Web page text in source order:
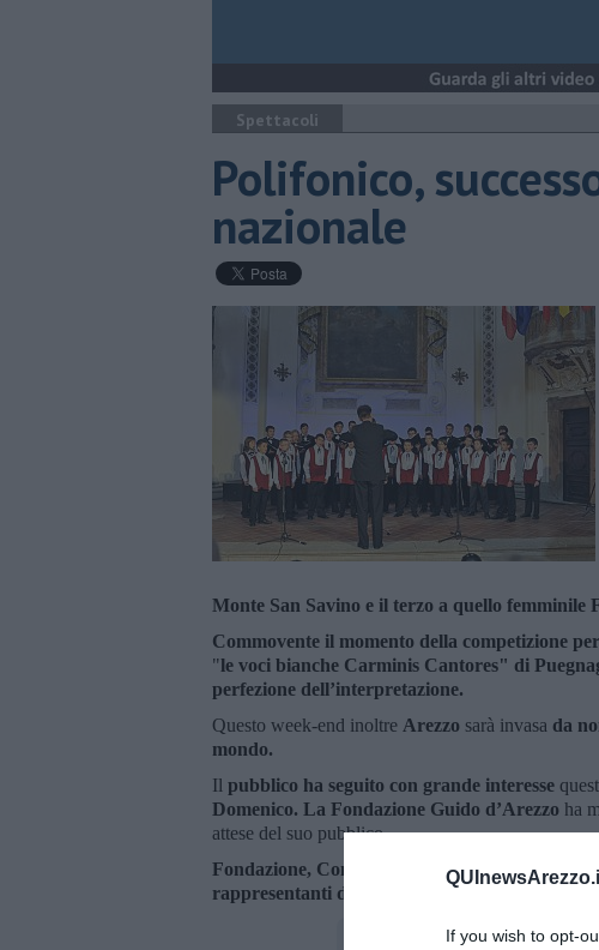
If you wish to opt-
Spettacoli
Polifonico,
nazionale
Monte San Savino e il terzo a quello femminile
Commovente il momento della competizione
"le voci bianche Carminis Cantores" di
perfezione dell’interpretazione.
Questo week-end inoltre Arezzo sarà invasa da
mondo.
Il pubblico ha seguito con grande interesse
Domenico. La Fondazione Guido d’Arezzo ha
attese del suo pubblico.
Fondazione, Comune e autorità riceveranno
rappresentanti dei cori internazionali.